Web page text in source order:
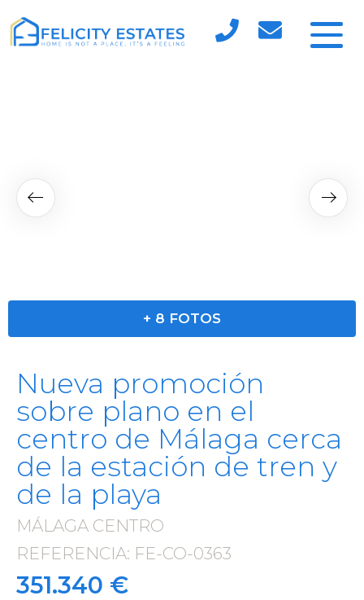
+ 8 FOTOS
Nueva promoción
sobre plano en el
centro de Málaga cerca
de la estación de tren y
de la playa
MÁLAGA CENTRO
·
REFERENCIA: FE-CO-0363
·
351.340 €